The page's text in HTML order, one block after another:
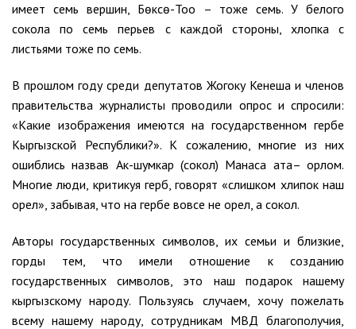
имеет семь вершин, Бөксө-Тоо – тоже семь. У белого
сокола по семь перьев с каждой стороны, хлопка с
листьями тоже по семь.
В прошлом году среди депутатов Жогоку Кенеша и членов
правительства журналисты проводили опрос и спросили:
«Какие изображения имеются на государственном гербе
Кыргызской Республики?». К сожалению, многие из них
ошиблись назвав Ак-шумкар (сокол) Манаса ата– орлом.
Многие люди, критикуя герб, говорят «слишком хлипок наш
орел», забывая, что на гербе вовсе не орел, а сокол.
Авторы государственных символов, их семьи и близкие,
горды тем, что имели отношение к созданию
государственных символов, это наш подарок нашему
кыргызскому народу. Пользуясь случаем, хочу пожелать
всему нашему народу, сотрудникам МВД благополучия,